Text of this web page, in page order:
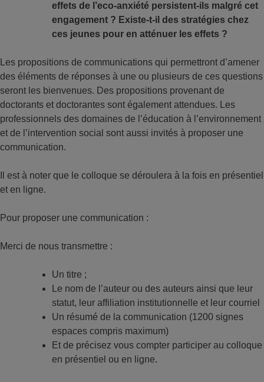
effets de l’eco-anxiété persistent-ils malgré cet
engagement ? Existe-t-il des stratégies chez
ces jeunes pour en atténuer les effets ?
Les propositions de communications qui permettront d’amener
des éléments de réponses à une ou plusieurs de ces questions
seront les bienvenues. Des propositions provenant de
doctorants et doctorantes sont également attendues. Les
professionnels des domaines de l’éducation à l’environnement
et de l’intervention social sont aussi invités à proposer une
communication.
Il est à noter que le colloque se déroulera à la fois en présentiel
et en ligne.
Pour proposer une communication :
Merci de nous transmettre :
Un titre ;
Le nom de l’auteur ou des auteurs ainsi que leur
statut, leur affiliation institutionnelle et leur courriel
Un résumé de la communication (1200 signes
espaces compris maximum)
Et de précisez vous compter participer au colloque
en présentiel ou en ligne.